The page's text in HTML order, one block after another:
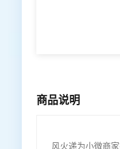
商品说明
风火递为小微商